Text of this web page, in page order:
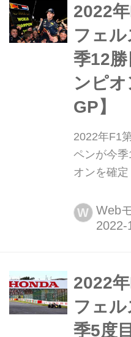
ンを獲得し
ペレスが
ロウを独
ルク...
2022
フェ
季12
ンピ
GP】
2022年F1
ペンが今
オンを確
キットで行
ス・フェ
位となり、
バーズ選
裕毅(アル
W Web
2022
フェ
季5度